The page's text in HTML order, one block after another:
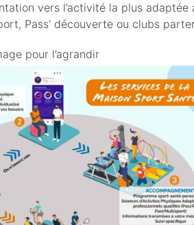
vers l’activité la plus adaptée
Pass’ découverte ou clubs
pour l’agrandir